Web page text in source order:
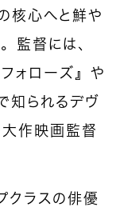
核心へと鮮や
監督には、
ォローズ』や
知られるデヴ
大作映画監督
クラスの俳優